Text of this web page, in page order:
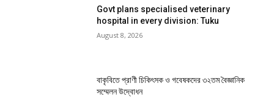
Govt plans specialised veterinary
hospital in every division: Tuku
August 8, 2026
বাকৃবিতে প্রাণী চিকিৎসক ও গবেষকদের ৩২তম বৈজ্ঞানিক
সম্মেলন উদ্বোধন